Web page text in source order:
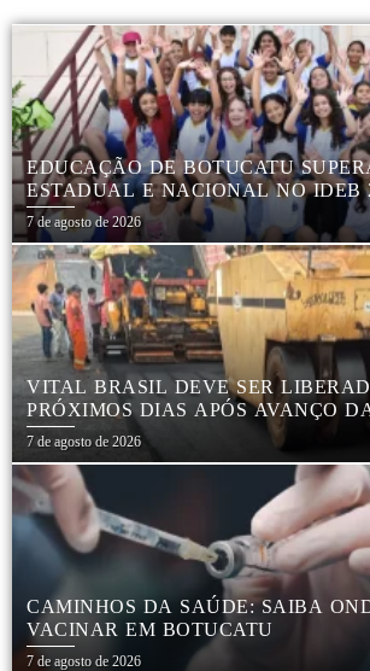
EDUCAÇÃO DE BOTUCATU
ESTADUAL E NACIONAL NO IDEB
7 de agosto de 2026
VITAL BRASIL DEVE SER
PRÓXIMOS DIAS APÓS AVANÇO
REGIÃO DA RODOVIÁRIA
7 de agosto de 2026
CAMINHOS DA SAÚDE: SAIBA
VACINAR EM BOTUCATU
7 de agosto de 2026